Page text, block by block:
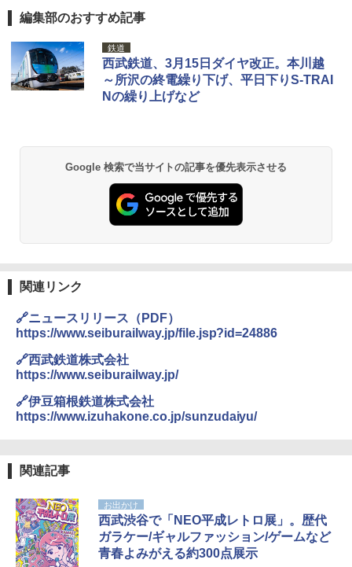
編集部のおすすめ記事
鉄道
西武鉄道、3月15日ダイヤ改正。本川越
～所沢の終電繰り下げ、平日下りS-TRAI
Nの繰り上げなど
Google 検索で当サイトの記事を優先表示させる
関連リンク
🔗ニュースリリース（PDF）
https://www.seiburailway.jp/file.jsp?id=24886
🔗西武鉄道株式会社
https://www.seiburailway.jp/
🔗伊豆箱根鉄道株式会社
https://www.izuhakone.co.jp/sunzudaiyu/
関連記事
お出かけ
西武渋谷で「NEO平成レトロ展」。歴代
ガラケー/ギャルファッション/ゲームなど
青春よみがえる約300点展示